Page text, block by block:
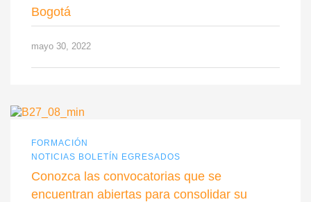
Bogotá
mayo 30, 2022
FORMACIÓN
NOTICIAS BOLETÍN EGRESADOS
Conozca las convocatorias que se
encuentran abiertas para consolidar su